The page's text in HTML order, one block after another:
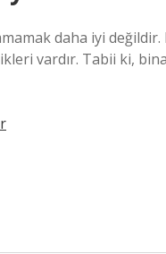
daha iyi
vardır. Tabii ki,